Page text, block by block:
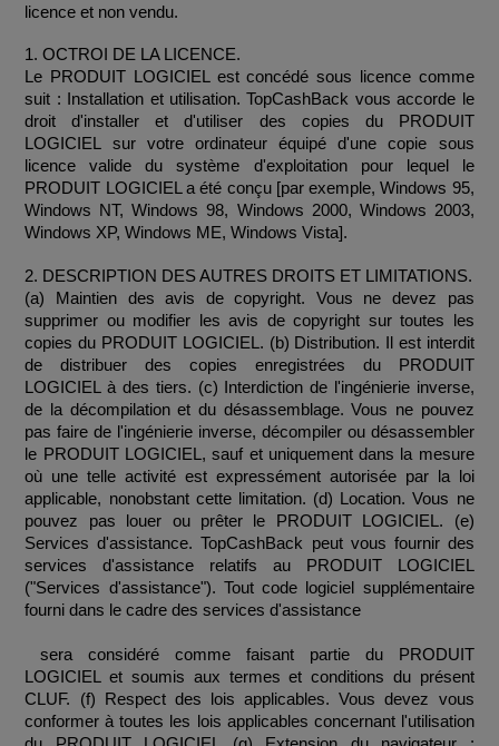
licence et non vendu.
1. OCTROI DE LA LICENCE.
Le PRODUIT LOGICIEL est concédé sous licence comme
suit : Installation et utilisation. TopCashBack vous accorde le
droit d'installer et d'utiliser des copies du PRODUIT
LOGICIEL sur votre ordinateur équipé d'une copie sous
licence valide du système d'exploitation pour lequel le
PRODUIT LOGICIEL a été conçu [par exemple, Windows 95,
Windows NT, Windows 98, Windows 2000, Windows 2003,
Windows XP, Windows ME, Windows Vista].
2. DESCRIPTION DES AUTRES DROITS ET LIMITATIONS.
(a) Maintien des avis de copyright. Vous ne devez pas
supprimer ou modifier les avis de copyright sur toutes les
copies du PRODUIT LOGICIEL. (b) Distribution. Il est interdit
de distribuer des copies enregistrées du PRODUIT
LOGICIEL à des tiers. (c) Interdiction de l'ingénierie inverse,
de la décompilation et du désassemblage. Vous ne pouvez
pas faire de l'ingénierie inverse, décompiler ou désassembler
le PRODUIT LOGICIEL, sauf et uniquement dans la mesure
où une telle activité est expressément autorisée par la loi
applicable, nonobstant cette limitation. (d) Location. Vous ne
pouvez pas louer ou prêter le PRODUIT LOGICIEL. (e)
Services d'assistance. TopCashBack peut vous fournir des
services d'assistance relatifs au PRODUIT LOGICIEL
("Services d'assistance"). Tout code logiciel supplémentaire
fourni dans le cadre des services d'assistance
sera considéré comme faisant partie du PRODUIT
LOGICIEL et soumis aux termes et conditions du présent
CLUF. (f) Respect des lois applicables. Vous devez vous
conformer à toutes les lois applicables concernant l'utilisation